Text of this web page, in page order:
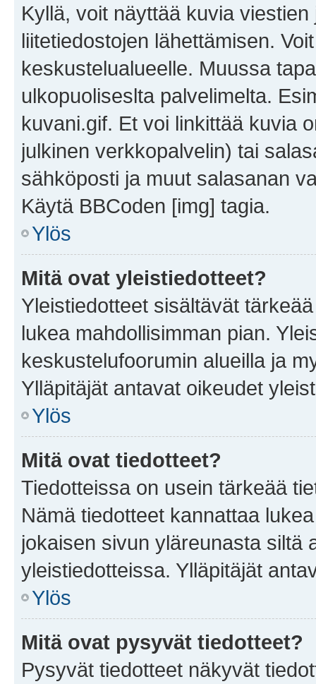
Kyllä, voit näyttää kuvia
liitetiedostojen lähettämisen.
keskustelualueelle. Muussa
ulkopuoliseslta palvelimelta.
kuvani.gif. Et voi linkittää kuvia
julkinen verkkopalvelin) tai
sähköposti ja muut salasanan
Käytä BBCoden [img] tagia.
Ylös
Mitä ovat yleistiedotteet?
Yleistiedotteet sisältävät
lukea mahdollisimman pian.
keskustelufoorumin alueilla ja
Ylläpitäjät antavat oikeudet
Ylös
Mitä ovat tiedotteet?
Tiedotteissa on usein tärkeää
Nämä tiedotteet kannattaa
jokaisen sivun yläreunasta siltä
yleistiedotteissa. Ylläpitäjät
Ylös
Mitä ovat pysyvät tiedotteet?
Pysyvät tiedotteet näkyvät